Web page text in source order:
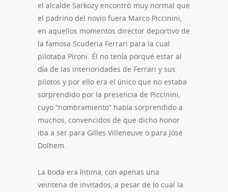
el alcalde Sarkozy encontró muy normal que
el padrino del novio fuera Marco Piccinini,
en aquellos momentos director deportivo de
la famosa Scuderia Ferrari para la cual
pilotaba Pironi. Él no tenía porqué estar al
día de las interioridades de Ferrari y sus
pilotos y por ello era el único que no estaba
sorprendido por la presencia de Piccinini,
cuyo “nombramiento” había sorprendido a
muchos, convencidos de que dicho honor
iba a ser para Gilles Villeneuve o para José
Dolhem.
La boda era íntima, con apenas una
veintena de invitados, a pesar de lo cual la